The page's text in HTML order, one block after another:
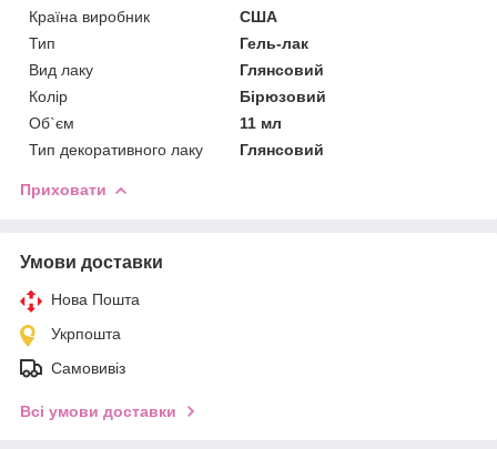
Країна виробник
США
Тип
Гель-лак
Вид лаку
Глянсовий
Колір
Бірюзовий
Об`єм
11 мл
Тип декоративного лаку
Глянсовий
Приховати
Умови доставки
Нова Пошта
Укрпошта
Самовивіз
Всі умови доставки